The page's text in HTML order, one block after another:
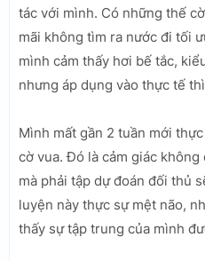
tác với mình. Có những thế
mãi không tìm ra nước đi tối
mình cảm thấy hơi bế tắc,
nhưng áp dụng vào thực tế
Mình mất gần 2 tuần mới
cờ vua. Đó là cảm giác
mà phải tập dự đoán đối thủ
luyện này thực sự mệt não,
thấy sự tập trung của mình